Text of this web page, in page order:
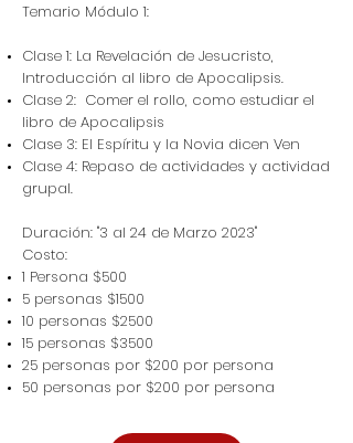
Temario Módulo 1:
Clase 1: La Revelación de Jesucristo,
Introducción al libro de Apocalipsis.
Clase 2: Comer el rollo, como estudiar el
libro de Apocalipsis
Clase 3: El Espíritu y la Novia dicen Ven
Clase 4: Repaso de actividades y actividad
grupal.
Duración: "3 al 24 de Marzo 2023"
Costo:
1 Persona $500
5 personas $1500
10 personas $2500
15 personas $3500
25 personas por $200 por persona
50 personas por $200 por persona